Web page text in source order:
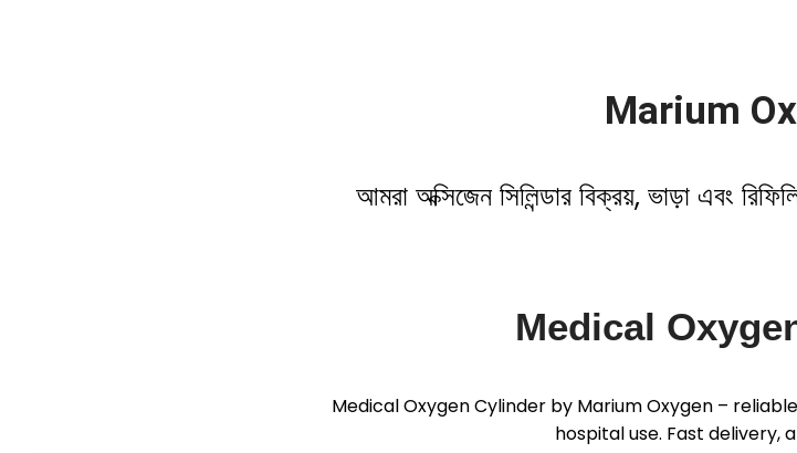
Marium
আমরা অক্সিজেন সিলিন্ডার বিক্রয়, ভাড়া এবং
Medical
Medical Oxygen Cylinder by Marium Oxygen –
hospital use. Fast delivery,